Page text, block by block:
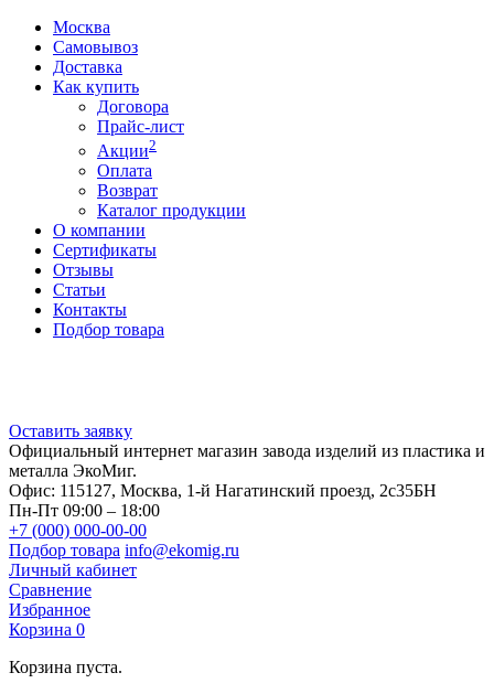
Москва
Самовывоз
Доставка
Как купить
Договора
Прайс-лист
Акции2
Оплата
Возврат
Каталог продукции
О компании
Сертификаты
Отзывы
Статьи
Контакты
Подбор товара
Оставить заявку
Официальный интернет магазин завода изделий из пластика и
металла ЭкоМиг.
Офис: 115127, Москва, 1-й Нагатинский проезд, 2с35БН
Пн-Пт 09:00 – 18:00
+7 (000) 000-00-00
Подбор товара info@ekomig.ru
Личный кабинет
Сравнение
Избранное
Корзина 0
Корзина пуста.